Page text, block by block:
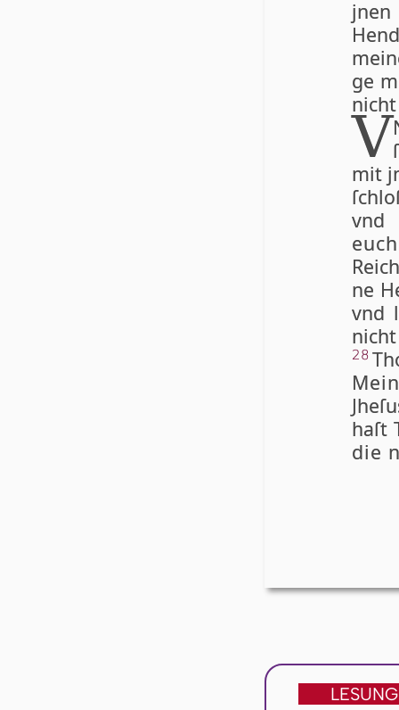
ge
V
mit
ne
vnd
28
haſt
die